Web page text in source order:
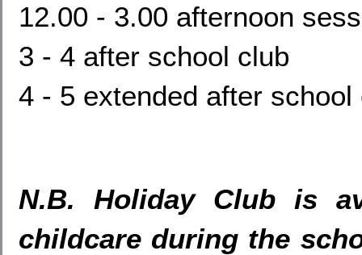
12.00 - 3.00 afternoon
3 - 4 after school club
4 - 5 extended after school
N.B. Holiday Club is
childcare during the